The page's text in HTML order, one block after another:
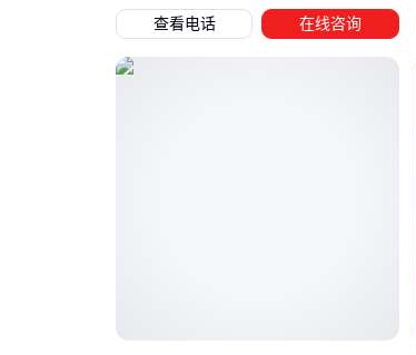
查看电话 在线咨询